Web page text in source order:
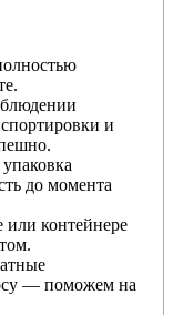
и
до момента
контейнере
— поможем на